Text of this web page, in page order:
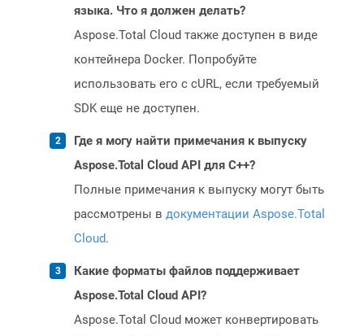
языка. Что я должен делать?
Aspose.Total Cloud также доступен в виде
контейнера Docker. Попробуйте
использовать его с cURL, если требуемый
SDK еще не доступен.
Где я могу найти примечания к выпуску
Aspose.Total Cloud API для C++?
Полные примечания к выпуску могут быть
рассмотрены в документации Aspose.Total
Cloud.
Какие форматы файлов поддерживает
Aspose.Total Cloud API?
Aspose.Total Cloud может конвертировать